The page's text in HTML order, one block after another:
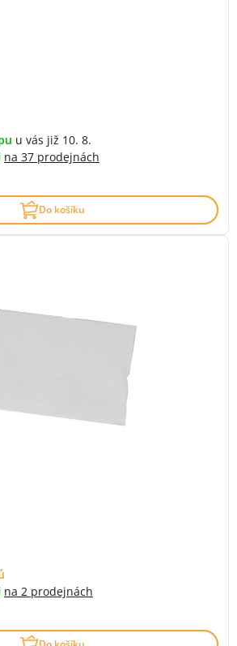
u vás již 10. 8.
na 37 prodejnách
Do košíku
na 2 prodejnách